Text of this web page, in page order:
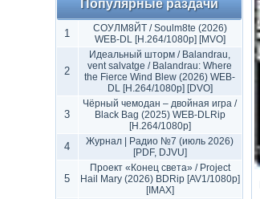
Популярные раздачи
1
СОУЛМ8ЙТ / Soulm8te (2026)
WEB-DL [H.264/1080p] [MVO]
2
Идеальный шторм / Balandrau,
vent salvatge / Balandrau: Where
the Fierce Wind Blew (2026) WEB-
DL [H.264/1080p] [DVO]
3
Чёрный чемодан – двойная игра /
Black Bag (2025) WEB-DLRip
[H.264/1080p]
4
Журнал | Радио №7 (июль 2026)
[PDF, DJVU]
5
Проект «Конец света» / Project
Hail Mary (2026) BDRip [AV1/1080p]
[IMAX]